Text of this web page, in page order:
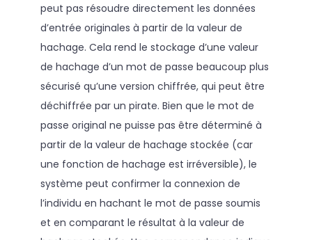
peut pas résoudre directement les données
d’entrée originales à partir de la valeur de
hachage. Cela rend le stockage d’une valeur
de hachage d’un mot de passe beaucoup plus
sécurisé qu’une version chiffrée, qui peut être
déchiffrée par un pirate. Bien que le mot de
passe original ne puisse pas être déterminé à
partir de la valeur de hachage stockée (car
une fonction de hachage est irréversible), le
système peut confirmer la connexion de
l’individu en hachant le mot de passe soumis
et en comparant le résultat à la valeur de